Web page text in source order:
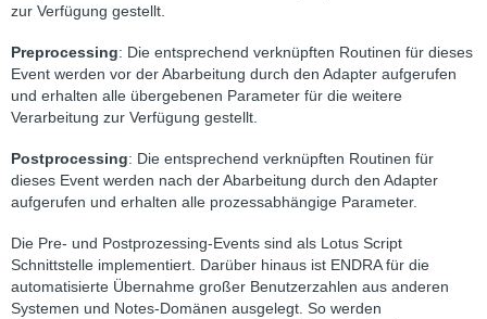
zur Verfügung gestellt.
Preprocessing: Die entsprechend verknüpften Routinen für dieses
Event werden vor der Abarbeitung durch den Adapter aufgerufen
und erhalten alle übergebenen Parameter für die weitere
Verarbeitung zur Verfügung gestellt.
Postprocessing: Die entsprechend verknüpften Routinen für
dieses Event werden nach der Abarbeitung durch den Adapter
aufgerufen und erhalten alle prozessabhängige Parameter.
Die Pre- und Postprozessing-Events sind als Lotus Script
Schnittstelle implementiert. Darüber hinaus ist ENDRA für die
automatisierte Übernahme großer Benutzerzahlen aus anderen
Systemen und Notes-Domänen ausgelegt. So werden